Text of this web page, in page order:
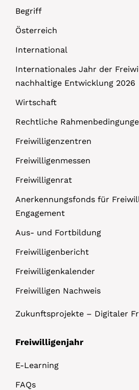
Begriff
Österreich
International
Internationales Jahr der
nachhaltige Entwicklung 2026
Wirtschaft
Rechtliche
Freiwilligenzentren
Freiwilligenmessen
Freiwilligenrat
Anerkennungsfonds für
Engagement
Aus- und Fortbildung
Freiwilligenbericht
Freiwilligenkalender
Freiwilligen Nachweis
Zukunftsprojekte – Digitaler
Freiwilligenjahr
E-Learning
FAQs